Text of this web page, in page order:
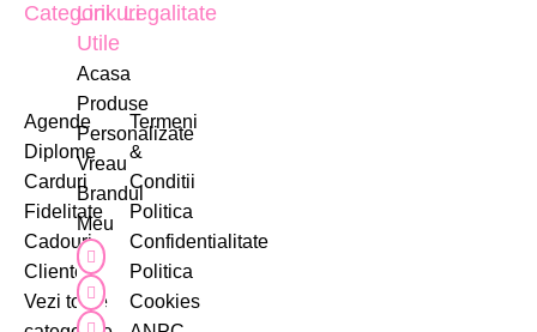
Categorii
Agende
Diplome
Carduri
Fidelitate
Cadouri
Cliente
Vezi toate
Linkuri
Utile
Acasa
Produse
Personalizate
Vreau
Brandul
Meu
Legalitate
Termeni
&
Conditii
Politica
Confidentialitate
Politica
Cookies